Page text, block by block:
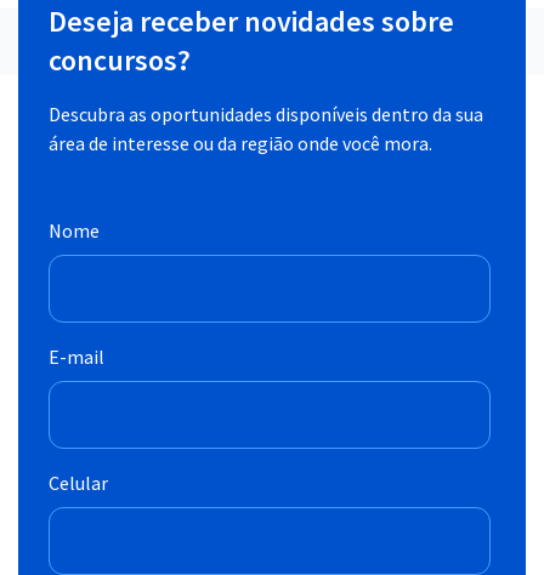
Deseja receber novidades sobre
concursos?
Descubra as oportunidades disponíveis dentro da sua
área de interesse ou da região onde você mora.
Nome
E-mail
Celular